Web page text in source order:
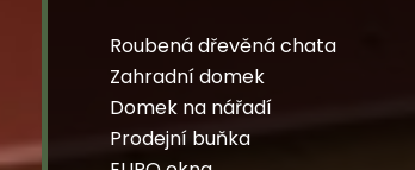
Roubená dřevěná chata
Zahradní domek
Domek na nářadí
Prodejní buňka